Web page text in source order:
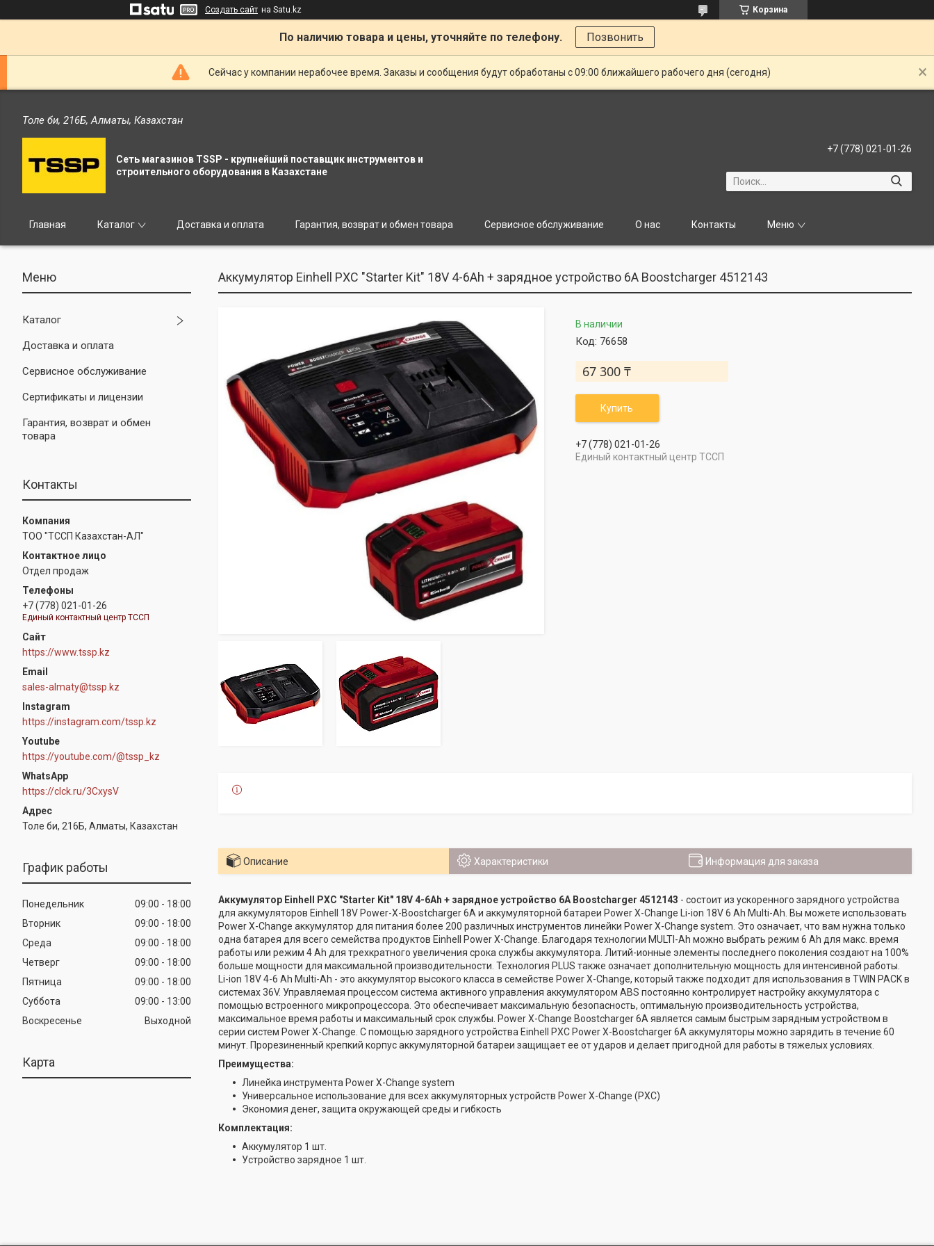
Создать сайт на Satu.kz Корзина
По наличию товара и цены, уточняйте по телефону. Позвонить
Сейчас у компании нерабочее время. Заказы и сообщения будут обработаны с 09:00 ближайшего рабочего дня (сегодня)
Толе би, 216Б, Алматы, Казахстан
Сеть магазинов TSSP - крупнейший поставщик инструментов и
строительного оборудования в Казахстане
+7 (778) 021-01-26
Главная Каталог Доставка и оплата Гарантия, возврат и обмен товара Сервисное обслуживание О нас Контакты Меню
Каталог
Доставка и оплата
Сервисное обслуживание
Сертификаты и лицензии
Гарантия, возврат и обмен
товара
Контакты
ТОО "ТССП Казахстан-АЛ"
Отдел продаж
+7 (778) 021-01-26
Единый контактный центр ТССП
https://www.tssp.kz
sales-almaty@tssp.kz
Instagram
https://instagram.com/tssp.kz
Youtube
https://youtube.com/@tssp_kz
WhatsApp
https://clck.ru/3CxysV
Толе би, 216Б, Алматы, Казахстан
График работы
Понедельник 09:00
18:00
Вторник
09:00
18:00
Среда
09:00
18:00
Четверг
09:00
18:00
Пятница
09:00
18:00
Суббота
09:00
13:00
Воскресенье
Выходной
Карта
Аккумулятор Einhell PXC "Starter Kit" 18V 4-6Ah + зарядное устройство 6A Boostcharger 4512143
В наличии
Код: 76658
67 300 ₸
Купить
+7 (778) 021-01-26
Единый контактный центр ТССП
Описание Характеристики Информация для заказа
Аккумулятор Einhell PXC "Starter Kit" 18V 4-6Ah + зарядное устройство 6A Boostcharger 4512143 - состоит из ускоренного зарядного устройства
для аккумуляторов Einhell 18V Power-X-Boostcharger 6A и аккумуляторной батареи Power X-Change Li-ion 18V 6 Ah Multi-Ah. Вы можете использовать
Power X-Change аккумулятор для питания более 200 различных инструментов линейки Power X-Change system. Это означает, что вам нужна только
одна батарея для всего семейства продуктов Einhell Power X-Change. Благодаря технологии MULTI-Ah можно выбрать режим 6 Ah для макс. время
работы или режим 4 Аh для трехкратного увеличения срока службы аккумулятора. Литий-ионные элементы последнего поколения создают на 100%
больше мощности для максимальной производительности. Технология PLUS также означает дополнительную мощность для интенсивной работы.
Li-ion 18V 4-6 Ah Multi-Ah - это аккумулятор высокого класса в семействе Power X-Change, который также подходит для использования в TWIN PACK в
системах 36V. Управляемая процессом система активного управления аккумулятором ABS постоянно контролирует настройку аккумулятора с
помощью встроенного микропроцессора. Это обеспечивает максимальную безопасность, оптимальную производительность устройства,
максимальное время работы и максимальный срок службы. Power X-Change Boostcharger 6A является самым быстрым зарядным устройством в
серии систем Power X-Change. С помощью зарядного устройства Einhell PXC Power X-Boostcharger 6A аккумуляторы можно зарядить в течение 60
минут. Прорезиненный крепкий корпус аккумуляторной батареи защищает ее от ударов и делает пригодной для работы в тяжелых условиях.
Преимущества:
Линейка инструмента Power X-Change system
Универсальное использование для всех аккумуляторных устройств Power X-Change (PXC)
Экономия денег, защита окружающей среды и гибкость
Комплектация:
Аккумулятор 1 шт.
Устройство зарядное 1 шт.